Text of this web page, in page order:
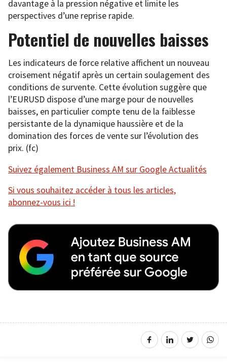
davantage à la pression négative et limite les
perspectives d’une reprise rapide.
Potentiel de nouvelles baisses
Les indicateurs de force relative affichent un nouveau
croisement négatif après un certain soulagement des
conditions de survente. Cette évolution suggère que
l’EURUSD dispose d’une marge pour de nouvelles
baisses, en particulier compte tenu de la faiblesse
persistante de la dynamique haussière et de la
domination des forces de vente sur l’évolution des
prix. (fc)
Suivez également Business AM sur Google Actualités
Si vous souhaitez accéder à tous les articles,
abonnez-vous ici !